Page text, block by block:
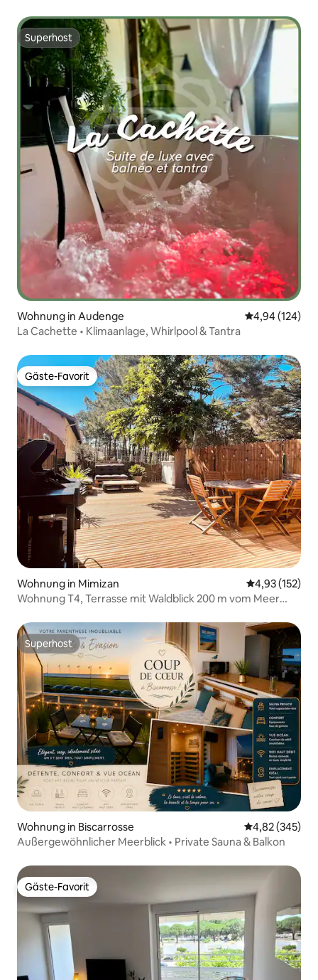
Superhost
Superhost
Wohnung in Audenge
4,94 (124)
La Cachette • Klimaanlage, Whirlpool & Tantra
Gäste-Favorit
Gäste-Favorit
Wohnung in Mimizan
4,93 (152)
Wohnung T4, Terrasse mit Waldblick 200 m vom Meer
Superhost
Superhost
Wohnung in Biscarrosse
4,82 (345)
Außergewöhnlicher Meerblick • Private Sauna & Balkon
Gäste-Favorit
Gäste-Favorit